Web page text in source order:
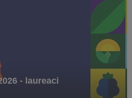
- laureaci